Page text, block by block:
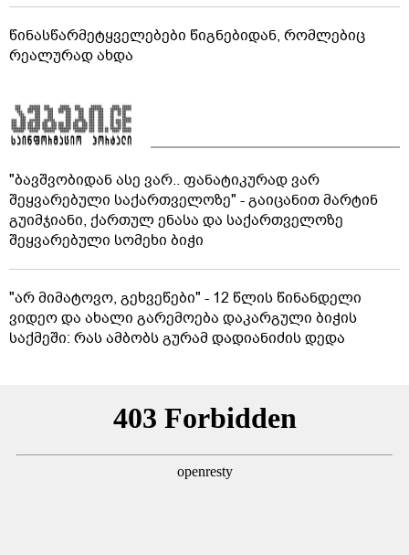
წინასწარმეტყველებები წიგნებიდან, რომლებიც
რეალურად ახდა
"ბავშვობიდან ასე ვარ.. ფანატიკურად ვარ
შეყვარებული საქართველოზე" - გაიცანით მარტინ
გუიმჯიანი, ქართულ ენასა და საქართველოზე
შეყვარებული სომეხი ბიჭი
"არ მიმატოვო, გეხვეწები" - 12 წლის წინანდელი
ვიდეო და ახალი გარემოება დაკარგული ბიჭის
საქმეში: რას ამბობს გურამ დადიანიძის დედა